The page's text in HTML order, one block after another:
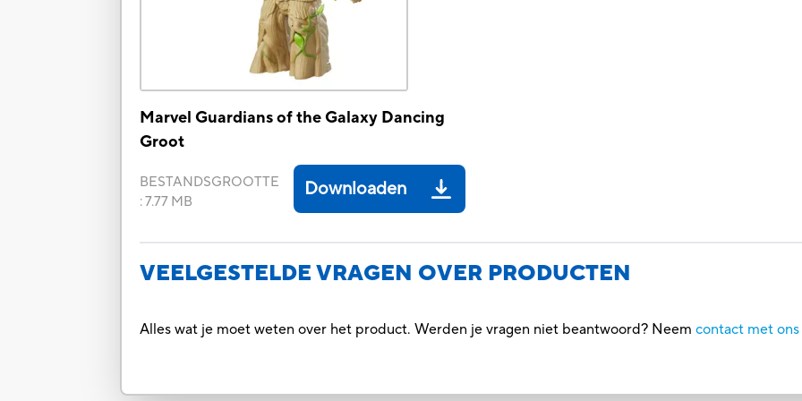
Marvel Guardians of the Galaxy Dancing
Groot
BESTANDSGROOTTE
:7.77 MB
Downloaden
VEELGESTELDE VRAGEN OVER PRODUCTEN
Alles wat je moet weten over het product. Werden je vragen niet beantwoord? Neemcontact met